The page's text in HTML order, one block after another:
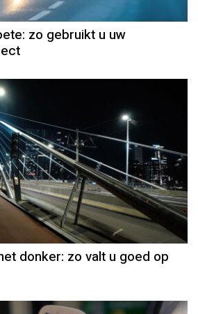
zo gebruikt u uw
donker: zo valt u goed op